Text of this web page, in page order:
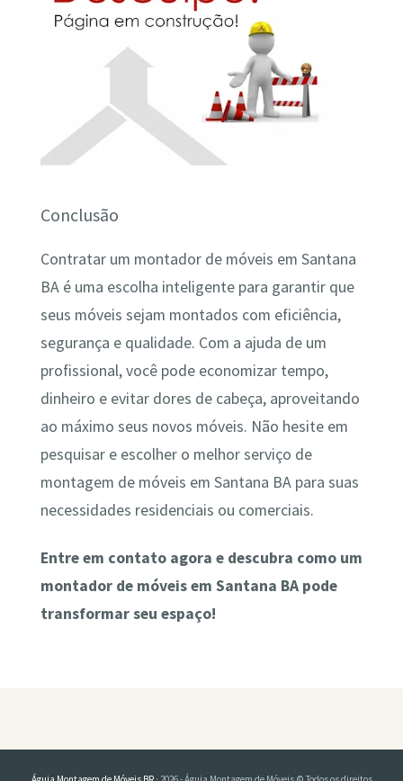
Conclusão
Contratar um montador de móveis em Santana
BA é uma escolha inteligente para garantir que
seus móveis sejam montados com eficiência,
segurança e qualidade. Com a ajuda de um
profissional, você pode economizar tempo,
dinheiro e evitar dores de cabeça, aproveitando
ao máximo seus novos móveis. Não hesite em
pesquisar e escolher o melhor serviço de
montagem de móveis em Santana BA para suas
necessidades residenciais ou comerciais.
Entre em contato agora e descubra como um
montador de móveis em Santana BA pode
transformar seu espaço!